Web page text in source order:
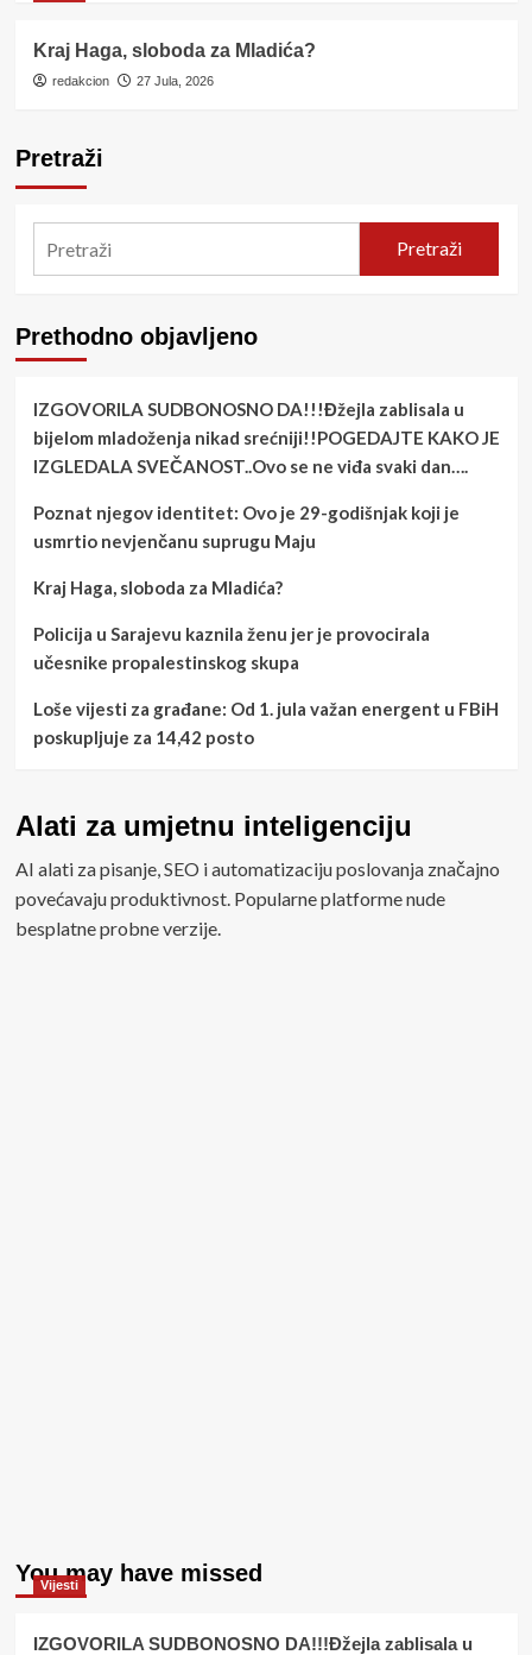
Kraj Haga, sloboda za Mladića?
redakcion 27 Jula, 2026
Pretraži
Pretraži
Prethodno objavljeno
IZGOVORILA SUDBONOSNO DA!!!Đžejla zablisala u
bijelom mladoženja nikad srećniji!!POGEDAJTE KAKO JE
IZGLEDALA SVEČANOST..Ovo se ne viđa svaki dan….
Poznat njegov identitet: Ovo je 29-godišnjak koji je
usmrtio nevjenčanu suprugu Maju
Kraj Haga, sloboda za Mladića?
Policija u Sarajevu kaznila ženu jer je provocirala
učesnike propalestinskog skupa
Loše vijesti za građane: Od 1. jula važan energent u FBiH
poskupljuje za 14,42 posto
Alati za umjetnu inteligenciju
AI alati za pisanje, SEO i automatizaciju poslovanja značajno
povećavaju produktivnost. Popularne platforme nude
besplatne probne verzije.
You may have missed
Vijesti
IZGOVORILA SUDBONOSNO DA!!!Đžejla zablisala u